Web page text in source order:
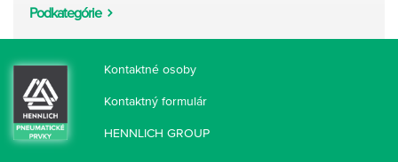
Podkategórie
Kontaktné osoby
Kontaktný formulár
HENNLICH GROUP